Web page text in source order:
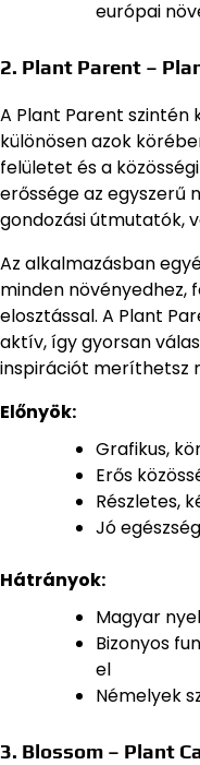
európai
2. Plant Parent –
A Plant Parent szintén
különösen azok
felületet és a
erőssége az egyszerű
gondozási útmutatók,
Az alkalmazásban
minden növényedhez,
elosztással. A Plant
aktív, így gyorsan
inspirációt meríthetsz
Előnyök:
Grafikus,
Erős
Részletes,
Jó
Hátrányok:
Magyar
Bizonyos
el
Némelyek
3. Blossom – Plant